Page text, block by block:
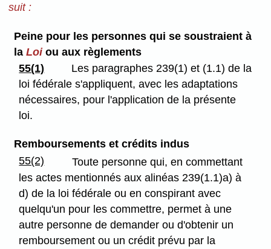
suit :
Peine pour les personnes qui se soustraient à
la Loiou aux règlements
55(1)
Les paragraphes 239(1) et (1.1) de la
loi fédérale s'appliquent, avec les adaptations
nécessaires, pour l'application de la présente
loi.
Remboursements et crédits indus
55(2)
Toute personne qui, en commettant
les actes mentionnés aux alinéas 239(1.1)a) à
d) de la loi fédérale ou en conspirant avec
quelqu'un pour les commettre, permet à une
autre personne de demander ou d'obtenir un
remboursement ou un crédit prévu par la